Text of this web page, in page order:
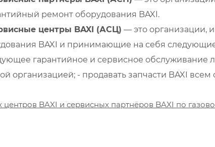
ремонт оборудования BAXI.
центры BAXI (АСЦ) — это организации,
BAXI и принимающие на себя
гарантийное и сервисное
организацией; - продавать запчасти BAXI
центров BAXI и сервисных партнёров BAXI по